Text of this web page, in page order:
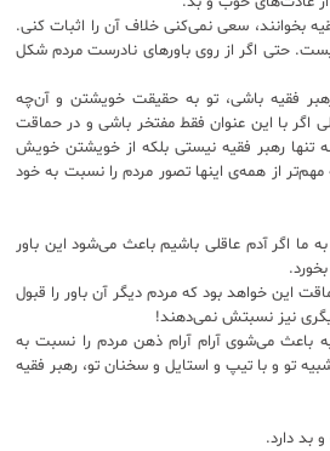
بخوانند، سعی نمی‌کنی خلاف آن را اثبات کنی.
حتی اگر از روی باورهای نادرست مردم شکل
فقیه باشی، تو به حقیقت خویشتن و آن‌چه
اگر با این عنوان فقط مفتخر باشی و در حماقت
رهبر فقیه نیستی بلکه از خویشتن خویش
از همه‌ی اینها تصور مردم را نسبت به خود
ما اگر آدم عاقلی باشیم باعث می‌شود این باور
این خواهد بود که مردم دیگر آن باور را قبول
نیز نسبتش نمی‌دهند!
باعث می‌شوی آرام آرام ذهن مردم را نسبت به
تو و با تیپ و استایل و سخنان تو، رهبر فقیه
بد دارد.